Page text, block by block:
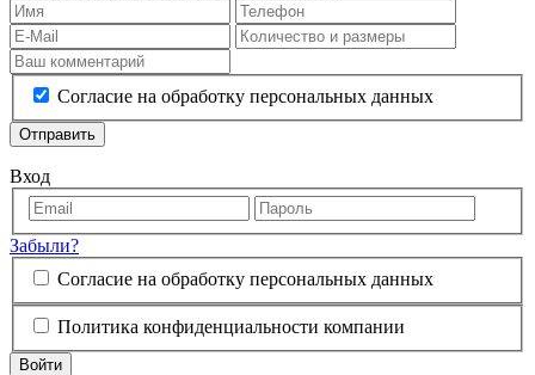
Согласие на обработку персональных данных
Отправить
Вход
Забыли?
Согласие на обработку персональных данных
Политика конфиденциальности компании
Войти